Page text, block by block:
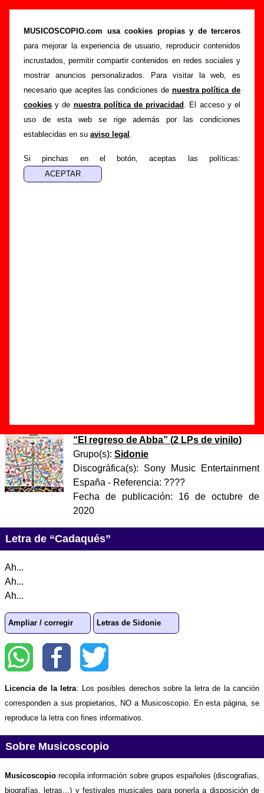
MUSICOSCOPIO.com usa cookies propias y de terceros
para mejorar la experiencia de usuario, reproducir contenidos
incrustados, permitir compartir contenidos en redes sociales y
mostrar anuncios personalizados. Para visitar la web, es
necesario que aceptes las condiciones de nuestra política de
cookies y de nuestra política de privacidad . El acceso y el
uso de esta web se rige además por las condiciones
establecidas en su aviso legal .
Si pinchas en el botón, aceptas las políticas:
“Cadaqués”, canción de Sidonie (Letra e
información)
Portada >Sidonie >Canciones >Cadaqués
Esta página pretende recopilar todo tipo de información
sobre lacanción "Cadaqués" interpretada porSidonie
Además de su letra, también aparecerá información sobre el
autor o los autores, sobre los discos en los que está incluido
este tema, sobre la grabación del mismo, sobre versiones a
información adicional, puedes ayudar acompletar esta
información.
“ El regreso de Abba” (2 LPs de vinilo)
Grupo(s): Sidonie
Discográfica(s): Sony Music Entertainment
España - Referencia: ????
Fecha de publicación: 16 de octubre de
2020
Letra de “Cadaqués”
Ah...
Ah...
Ah...
Ampliar / corregir Letras de Sidonie
Licencia de la letra: Los posibles derechos sobre la letra de la canción
corresponden a sus propietarios, NO a Musicoscopio. En esta página, se
reproduce la letra con fines informativos.
Sobre Musicoscopio
Musicoscopio recopila información sobre grupos españoles (discografias,
biografías, letras...) y festivales musicales para ponerla a disposición de